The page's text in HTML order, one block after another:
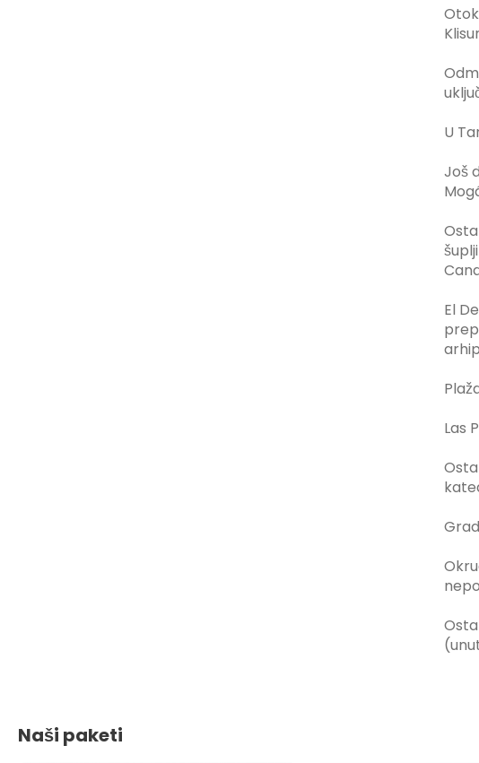
U
Još
El
Las
Naši paketi